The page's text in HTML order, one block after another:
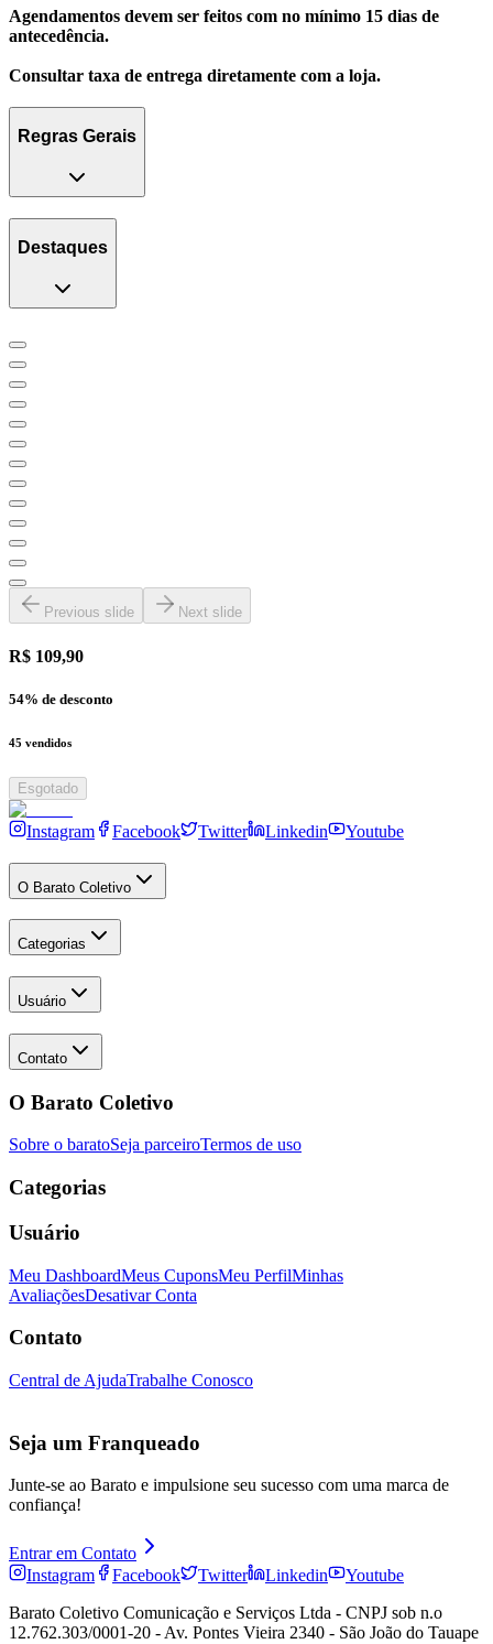
Agendamentos devem ser feitos com no mínimo 15 dias de
antecedência.
Consultar taxa de entrega diretamente com a loja.
Regras Gerais
Destaques
Previous slide Next slide
R$ 109,90
54% de desconto
45 vendidos
Esgotado
Instagram Facebook Twitter Linkedin Youtube
O Barato Coletivo
Categorias
Usuário
Contato
O Barato Coletivo
Sobre o baratoSeja parceiroTermos de uso
Categorias
Usuário
Meu DashboardMeus CuponsMeu PerfilMinhas
AvaliaçõesDesativar Conta
Contato
Central de AjudaTrabalhe Conosco
Seja um Franqueado
Junte-se ao Barato e impulsione seu sucesso com uma marca de
confiança!
Entrar em Contato
Instagram
Facebook Twitter Linkedin
Youtube
Barato Coletivo Comunicação e Serviços Ltda - CNPJ sob n.o
12.762.303/0001-20 - Av. Pontes Vieira 2340 - São João do Tauape